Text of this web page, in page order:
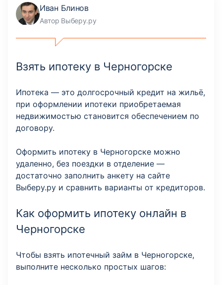
Иван Блинов
Автор Выберу.ру
Взять ипотеку в Черногорске
Ипотека — это долгосрочный кредит на жильё,
при оформлении ипотеки приобретаемая
недвижимостью становится обеспечением по
договору.
Оформить ипотеку в Черногорске можно
удаленно, без поездки в отделение —
достаточно заполнить анкету на сайте
Выберу.ру и сравнить варианты от кредиторов.
Как оформить ипотеку онлайн в
Черногорске
Чтобы взять ипотечный займ в Черногорске,
выполните несколько простых шагов: